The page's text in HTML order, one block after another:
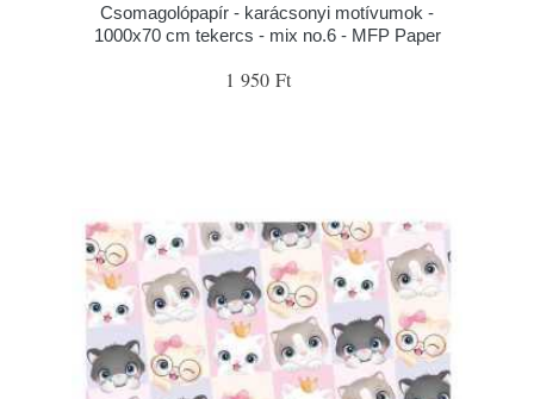
Csomagolópapír - karácsonyi motívumok -
1000x70 cm tekercs - mix no.6 - MFP Paper
1 950 Ft